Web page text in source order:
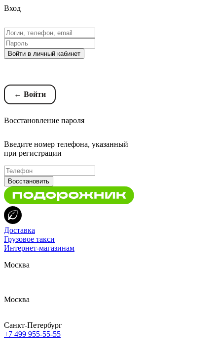
Вход
Войти в личный кабинет
← Войти
Восстановление пароля
Введите номер телефона, указанный
при регистрации
Восстановить
Доставка
Грузовое такси
Интернет-магазинам
Москва
Москва
Санкт-Петербург
+7 499 955-55-55